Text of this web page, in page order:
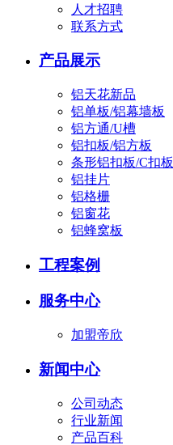
人才招聘
联系方式
产品展示
铝天花新品
铝单板/铝幕墙板
铝方通/U槽
铝扣板/铝方板
条形铝扣板/C扣板
铝挂片
铝格栅
铝窗花
铝蜂窝板
工程案例
服务中心
加盟帝欣
新闻中心
公司动态
行业新闻
产品百科